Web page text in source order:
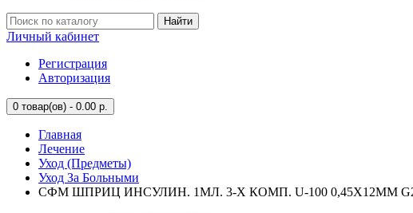
Найти
Личный кабинет
Регистрация
Авторизация
0 товар(ов) - 0.00 р.
Главная
Лечение
Уход (Предметы)
Уход За Больными
СФМ ШПРИЦ ИНСУЛИН. 1МЛ. 3-Х КОМП. U-100 0,45Х12ММ